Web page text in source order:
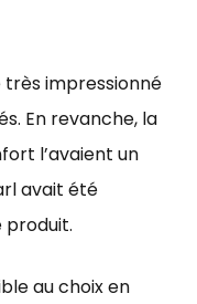
très impressionné
En revanche, la
l’avaient un
avait été
au choix en